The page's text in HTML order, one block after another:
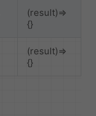
(result)=>
{}
(result)=>
{}